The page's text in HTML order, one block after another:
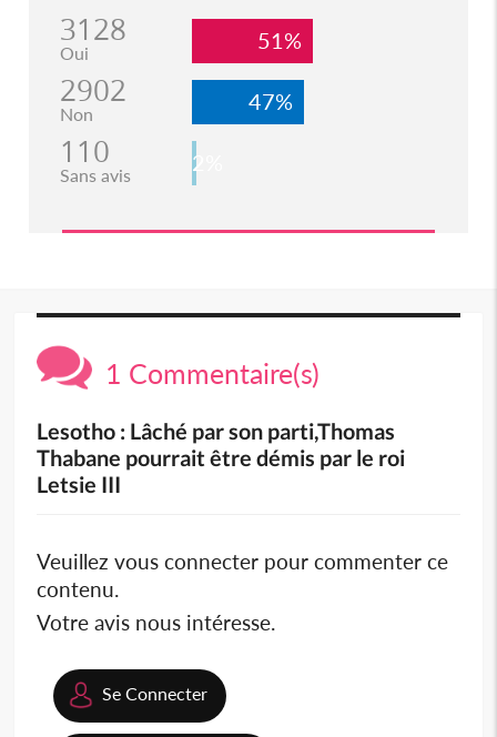
3128
Oui 51%
2902
Non 47%
110
Sans avis 2%
1 Commentaire(s)
Lesotho : Lâché par son parti,Thomas
Thabane pourrait être démis par le roi
Letsie III
Veuillez vous connecter pour commenter ce
contenu.
Votre avis nous intéresse.
Se Connecter